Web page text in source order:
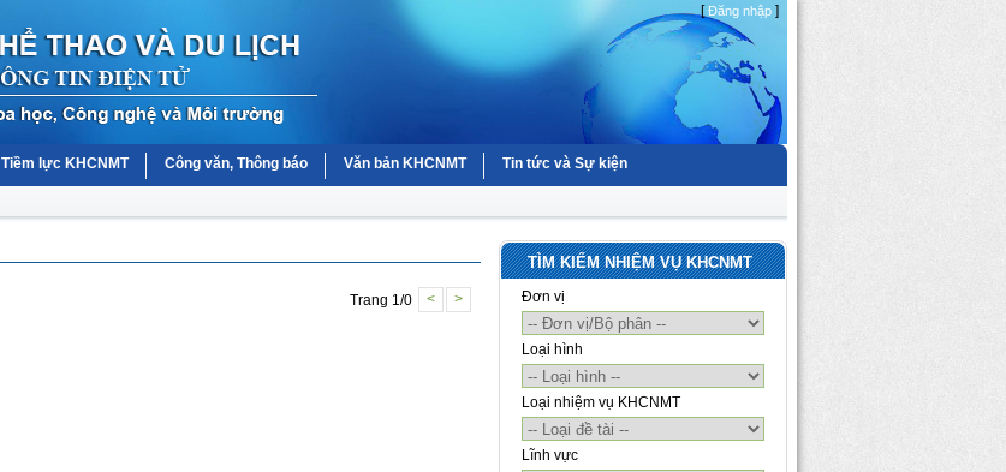
[Đăng nhập ]
Tiềm lực KHCNMT Công văn, Thông báo Văn bản KHCNMT Tin tức và Sự kiện
Trang 1/0 < >
TÌM KIẾM NHIỆM VỤ KHCNMT
Đơn vị
Loại hình
Loại nhiệm vụ KHCNMT
Lĩnh vực